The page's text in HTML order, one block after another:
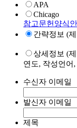
APA
Chicago
참고문헌양식
간략정보 (
상세정보 (
연도, 작성언어
수신자 이메일
발신자 이메일
제목